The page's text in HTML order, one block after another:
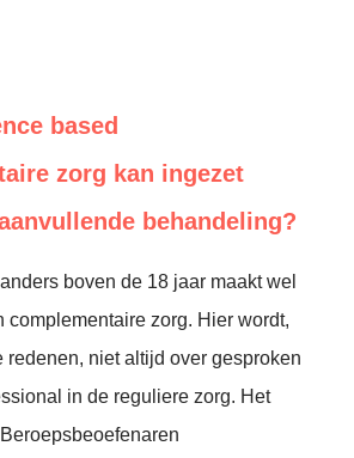
based
zorg kan ingezet
behandeling?
boven de 18 jaar maakt wel
complementaire zorg. Hier wordt,
redenen, niet altijd over gesproken
in de reguliere zorg. Het